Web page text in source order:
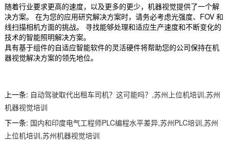
随着行业要求更高的速度，以及更多的更少，机器视觉提供了一个解
决方案。 在为您的应用研究解决方案时，请务必考虑光强度、FOV 和
线扫描相机方面的挑战。 寻找能够处理和适应生产速度和不断变化的
技术的智能照明解决方案。
具有基于组件的自适应智能软件的灵活硬件将帮助您的公司保持在机
器视觉解决方案的领先地位。
上一条: 自动驾驶取代出租车司机？这可能吗？,苏州上位机培训,苏州
机器视觉培训
下一条: 国内和印度电气工程师PLC编程水平差异,苏州PLC培训,苏州
上位机培训,苏州机器视觉培训